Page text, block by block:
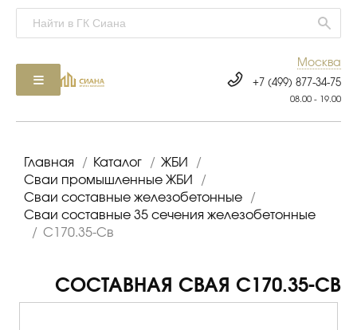
Москва
+7 (499) 877-34-75
08.00 - 19.00
Главная / Каталог / ЖБИ
/
Сваи промышленные ЖБИ
/
Сваи составные железобетонные
/
Сваи составные 35 сечения железобетонные
/ С170.35-Св
СОСТАВНАЯ СВАЯ С170.35-СВ